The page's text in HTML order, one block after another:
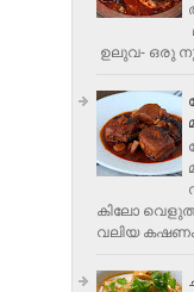
ഉലുവ- ഒരു
കിലോ
വലിയ